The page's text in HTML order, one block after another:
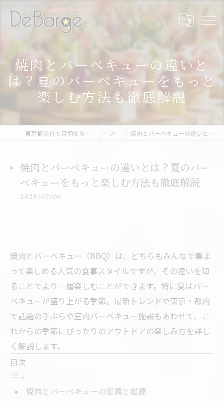
焼肉とバーベキューの違いと
は？夏のバーベキューをもっと
楽しむ方法も徹底解説
東京都渋谷で貸切なら渋谷貸切パーティー＆BBQデバージ - DeBarge ブログ 焼肉とバーベキューの違いとは？夏のバーベキューをもっと楽しむ方法も徹底解説
焼肉とバーベキューの違いとは？夏のバー
ベキューをもっと楽しむ方法も徹底解説
2025/07/09
焼肉とバーベキュー（BBQ）は、どちらもみんなで集ま
って楽しめる人気の食事スタイルですが、その違いを知
ることでより一層楽しむことができます。特に夏はバー
ベキューが盛り上がる季節。最新トレンドや東京・都内
で話題の手ぶらや室内バーベキュー施設もあわせて、こ
れからの季節にぴったりのアウトドアの楽しみ方を詳し
く解説します。
目次
焼肉とバーベキューの定義と起源